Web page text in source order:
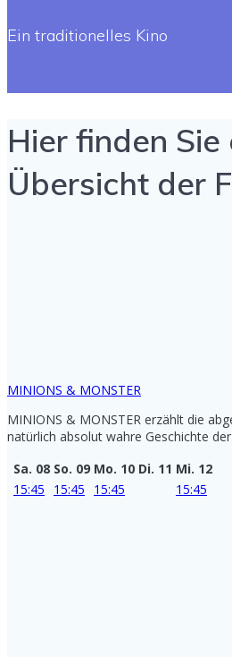
Ein traditionelles Kino
Hier finden Sie
Übersicht der
MINIONS & MONSTER
MINIONS & MONSTER erzählt die
natürlich absolut wahre Geschichte
Sa. 08 So. 09 Mo. 10 Di. 11 Mi. 12
15:45
15:45 15:45 15:45